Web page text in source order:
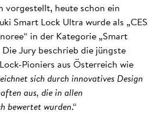
vorgestellt, heute schon ein
Smart Lock Ultra wurde als „CES
in der Kategorie „Smart
Jury beschrieb die jüngste
Pioniers aus Österreich wie
sich durch innovatives Design
aus, die in allen
bewertet wurden.“